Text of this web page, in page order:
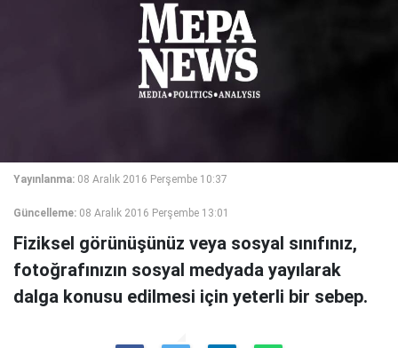
Yayınlanma: 08 Aralık 2016 Perşembe 10:37
Güncelleme: 08 Aralık 2016 Perşembe 13:01
Fiziksel görünüşünüz veya sosyal sınıfınız,
fotoğrafınızın sosyal medyada yayılarak
dalga konusu edilmesi için yeterli bir sebep.